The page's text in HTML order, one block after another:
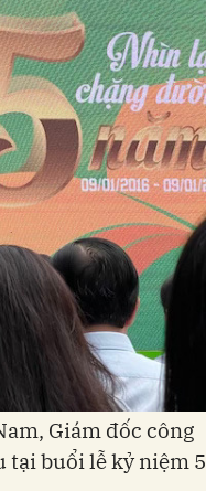
Giám đốc công
tại buổi lễ kỷ niệm 5